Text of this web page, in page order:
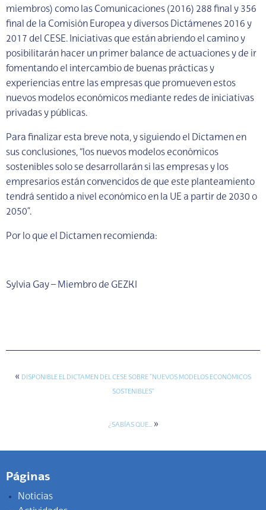
miembros) como las Comunicaciones (2016) 288 final y 356
final de la Comisión Europea y diversos Dictámenes 2016 y
2017 del CESE. Iniciativas que están abriendo el camino y
posibilitarán hacer un primer balance de actuaciones y de ir
fomentando el intercambio de buenas prácticas y
experiencias entre las empresas que promueven estos
nuevos modelos económicos mediante redes de iniciativas
privadas y públicas.
Para finalizar esta breve nota, y siguiendo el Dictamen en
sus conclusiones, “los nuevos modelos económicos
sostenibles solo se desarrollarán si las empresas y los
empresarios están convencidos de que este planteamiento
tendrá sentido a nivel económico en la UE a partir de 2030 o
2050”.
Por lo que el Dictamen recomienda:
Sylvia Gay – Miembro de GEZKI
« DISPONIBLE EL DICTAMEN DEL CESE SOBRE “NUEVOS MODELOS ECONÓMICOS
SOSTENIBLES”
¿SABÍAS QUE…»
Páginas
Noticias